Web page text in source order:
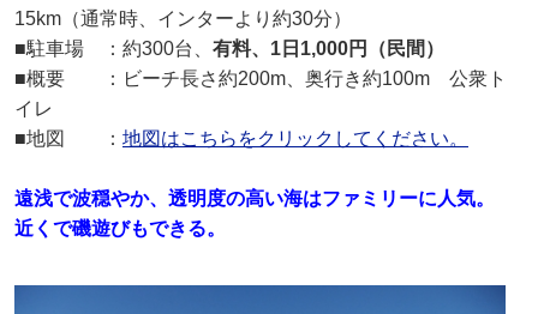
15km（通常時、インターより約30分）
■駐車場 ：約300台、 有料、1日1,000円（民間）
■概要 ：ビーチ長さ約200m、奥行き約100m 公衆ト
イレ
■地図 ： 地図はこちらをクリックしてください。
遠浅で波穏やか、透明度の高い海はファミリーに人気。
近くで磯遊びもできる。